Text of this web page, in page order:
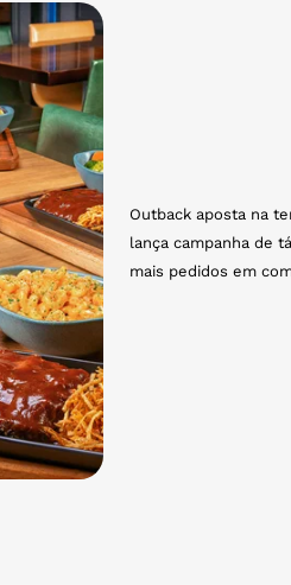
Outback aposta na
lança campanha de
mais pedidos em